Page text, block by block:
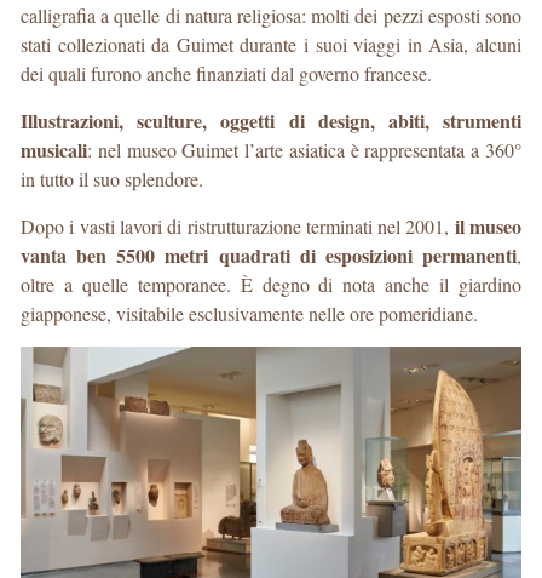
calligrafia a quelle di natura religiosa: molti dei pezzi esposti sono
stati collezionati da Guimet durante i suoi viaggi in Asia, alcuni
dei quali furono anche finanziati dal governo francese.
Illustrazioni, sculture, oggetti di design, abiti, strumenti
musicali: nel museo Guimet l’arte asiatica è rappresentata a 360°
in tutto il suo splendore.
Dopo i vasti lavori di ristrutturazione terminati nel 2001, il museo
vanta ben 5500 metri quadrati di esposizioni permanenti,
oltre a quelle temporanee. È degno di nota anche il giardino
giapponese, visitabile esclusivamente nelle ore pomeridiane.